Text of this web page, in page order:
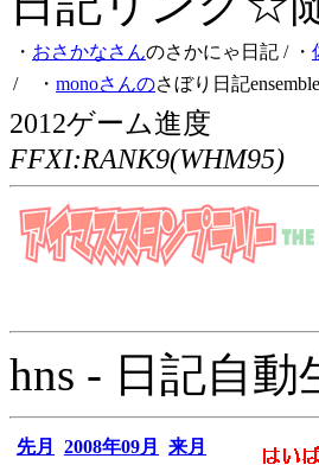
・ おさかなさんのさかにゃ日記 / ・
/ ・ monoさんのさぼり日記ensemble
2012ゲーム進度
FFXI:RANK9(WHM95)
hns - 日記自動
先月 2008年09月
来月